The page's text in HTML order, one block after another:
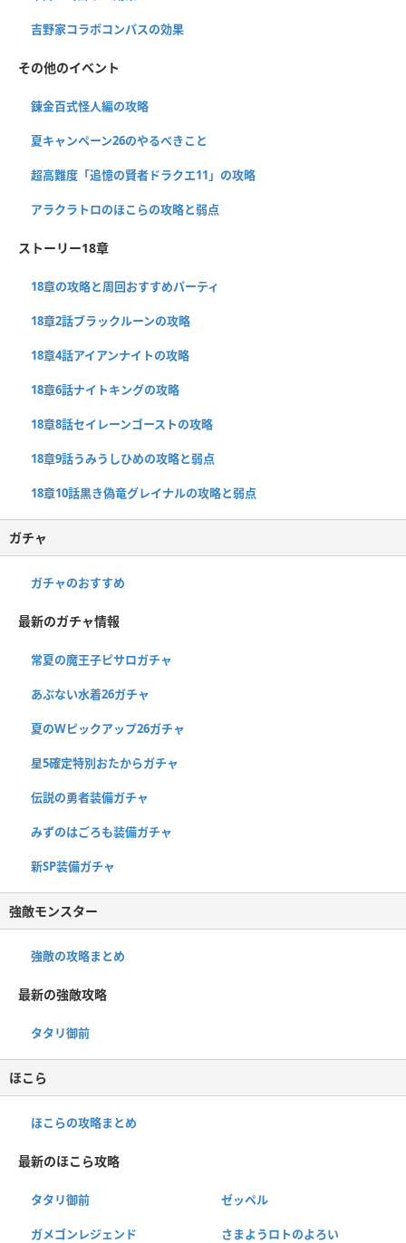
吉野家コラボコンパスの効果
その他のイベント
錬金百式怪人編の攻略
夏キャンペーン26のやるべきこと
超高難度「追憶の賢者ドラクエ11」の攻略
アラクラトロのほこらの攻略と弱点
ストーリー18章
18章の攻略と周回おすすめパーティ
18章2話ブラックルーンの攻略
18章4話アイアンナイトの攻略
18章6話ナイトキングの攻略
18章8話セイレーンゴーストの攻略
18章9話うみうしひめの攻略と弱点
18章10話黒き偽竜グレイナルの攻略と弱点
ガチャ
ガチャのおすすめ
最新のガチャ情報
常夏の魔王子ピサロガチャ
あぶない水着26ガチャ
夏のWピックアップ26ガチャ
星5確定特別おたからガチャ
伝説の勇者装備ガチャ
みずのはごろも装備ガチャ
新SP装備ガチャ
強敵モンスター
強敵の攻略まとめ
最新の強敵攻略
タタリ御前
ほこら
ほこらの攻略まとめ
最新のほこら攻略
タタリ御前 ゼッペル
ガメゴンレジェンド さまようロトのよろい